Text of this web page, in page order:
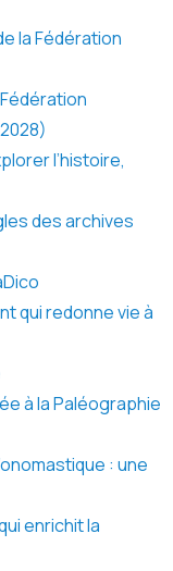
la Fédération
l’histoire,
des archives
qui redonne vie à
à la Paléographie
: une
enrichit la